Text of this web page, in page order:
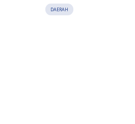
Keamanan Digital
DAERAH